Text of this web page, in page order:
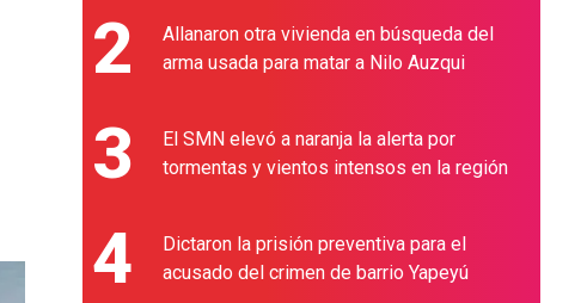
2
Allanaron otra vivienda en búsqueda del
arma usada para matar a Nilo Auzqui
3
El SMN elevó a naranja la alerta por
tormentas y vientos intensos en la región
4
Dictaron la prisión preventiva para el
acusado del crimen de barrio Yapeyú